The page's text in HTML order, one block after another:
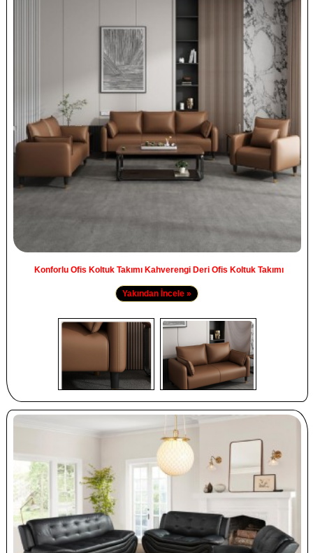
Konforlu Ofis Koltuk Takımı Kahverengi Deri Ofis Koltuk Takımı
Yakından İncele »